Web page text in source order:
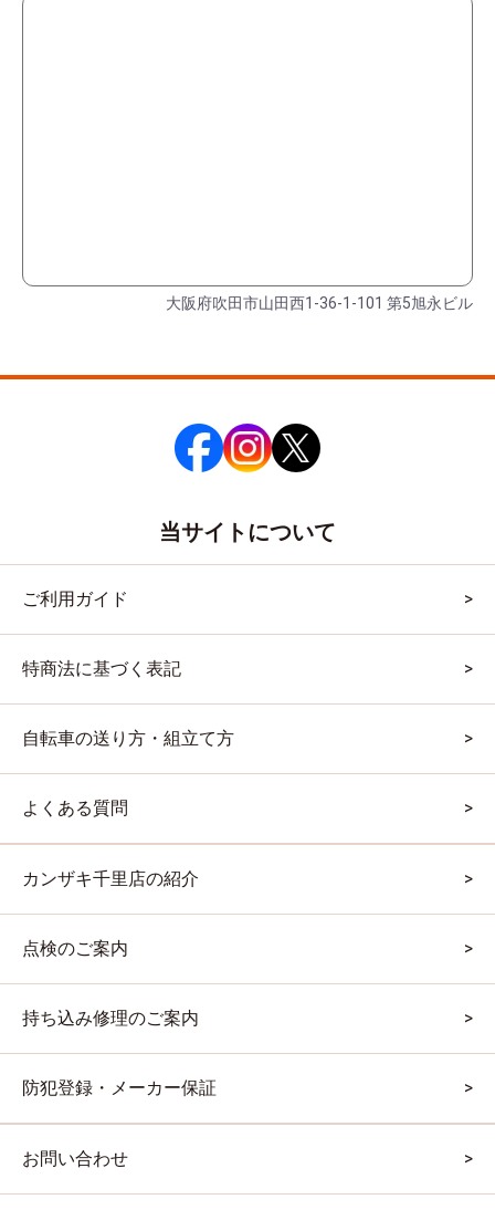
大阪府吹田市山田西1-36-1-101 第5旭永ビル
当サイトについて
ご利用ガイド
特商法に基づく表記
自転車の送り方・組立て方
よくある質問
カンザキ千里店の紹介
点検のご案内
持ち込み修理のご案内
防犯登録・メーカー保証
お問い合わせ